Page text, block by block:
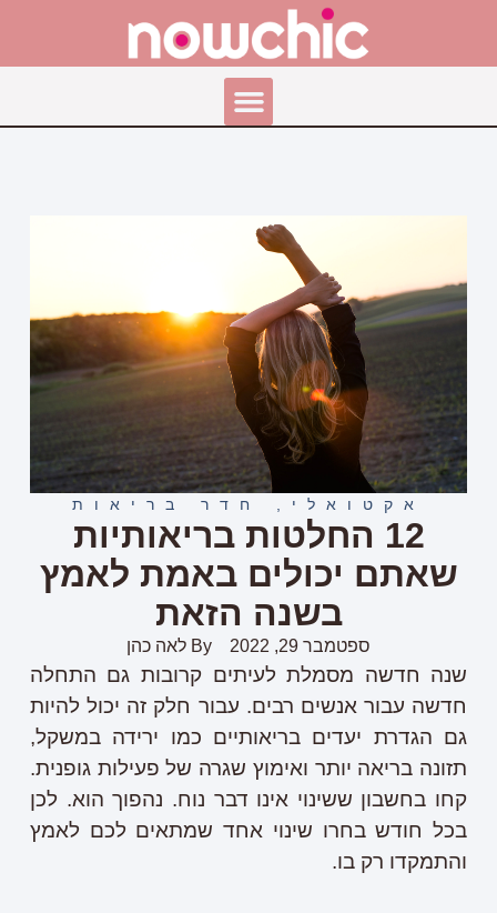
אקטואלי חדר בריאות
12 החלטות בריאותיות
שאתם יכולים באמת לאמץ
בשנה הזאת
ספטמבר 29, 2022 By לאה כהן
שנה חדשה מסמלת לעיתים קרובות גם התחלה
חדשה עבור אנשים רבים. עבור חלק זה יכול להיות
גם הגדרת יעדים בריאותיים כמו ירידה במשקל,
תזונה בריאה יותר ואימוץ שגרה של פעילות גופנית.
קחו בחשבון ששינוי אינו דבר נוח. נהפוך הוא. לכן
בכל חודש בחרו שינוי אחד שמתאים לכם לאמץ
והתמקדו רק בו.